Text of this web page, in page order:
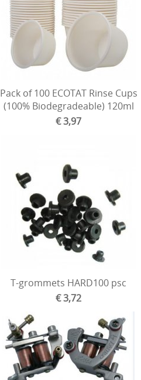
Pack of 100 ECOTAT Rinse Cups
(100% Biodegradeable) 120ml
€ 3,97
T-grommets HARD100 psc
€ 3,72